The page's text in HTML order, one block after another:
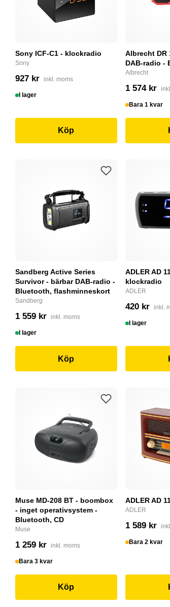
Sony ICF-C1 - klockradio
Sony
927 kr inkl. moms
I lager
Köp
Albrecht DR
DAB-radio -
Albrecht
1 574 kr
Bara 1 kvar
Sandberg Active Series
Survivor - bärbar DAB-radio -
Bluetooth, flashminneskort
Sandberg
1 559 kr inkl. moms
I lager
Köp
ADLER AD
klockradio
ADLER
420 kr inkl.
I lager
Muse MD-208 BT - boombox
- inget operativsystem -
Bluetooth, CD
Muse
1 259 kr inkl. moms
Bara 3 kvar
Köp
ADLER AD
ADLER
1 589 kr
Bara 2 kvar